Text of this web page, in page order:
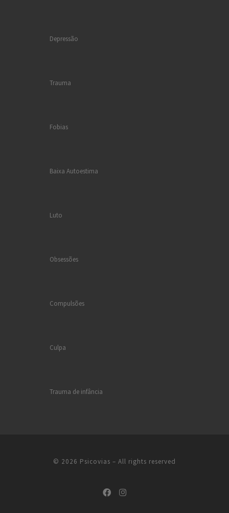
Depressão
Trauma
Fobias
Baixa Autoestima
Luto
Obsessões
Compulsões
Culpa
Trauma de infância
© 2026 Psicovias – All rights reserved